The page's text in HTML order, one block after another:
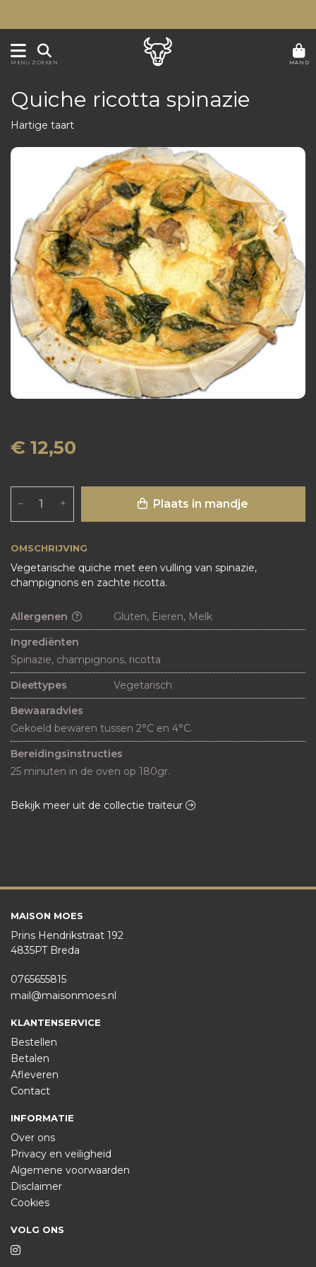
MENU ZOEKEN MAND
OMSCHRIJVING
Vegetarische quiche met een vulling van spinazie,
champignons en zachte ricotta.
Quiche ricotta spinazie
Hartige taart
€ 12,50
– + Plaats in mandje
Allergenen
Gluten, Eieren, Melk
Ingrediënten
Spinazie, champignons, ricotta
Dieettypes
Vegetarisch
Bewaaradvies
Gekoeld bewaren tussen 2°C en 4°C.
Bereidingsinstructies
25 minuten in de oven op 180gr.
Bekijk meer uit de collectie traiteur
MAISON MOES
Prins Hendrikstraat 192
4835PT Breda
0765655815
mail@maisonmoes.nl
KLANTENSERVICE
Bestellen
Betalen
Afleveren
Contact
INFORMATIE
Over ons
Privacy en veiligheid
Algemene voorwaarden
Disclaimer
Cookies
VOLG ONS